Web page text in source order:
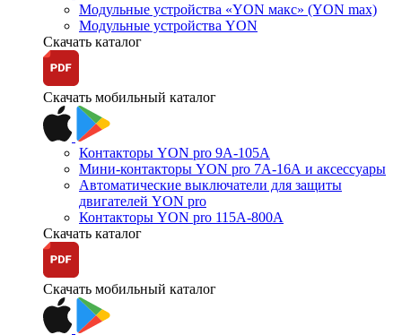
Модульные устройства «YON макс» (YON max)
Модульные устройства YON
Скачать каталог
Скачать мобильный каталог
Контакторы YON pro 9А-105А
Мини-контакторы YON pro 7А-16А и аксессуары
Автоматические выключатели для защиты
двигателей YON pro
Контакторы YON pro 115А-800А
Скачать каталог
Скачать мобильный каталог